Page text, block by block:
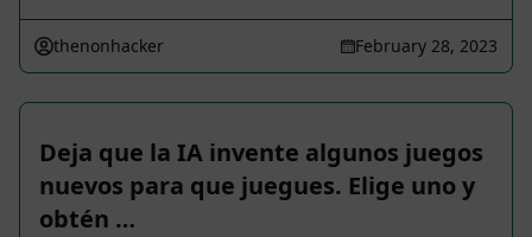
thenonhacker February 28, 2023
Deja que la IA invente algunos juegos
nuevos para que juegues. Elige uno y
obtén …